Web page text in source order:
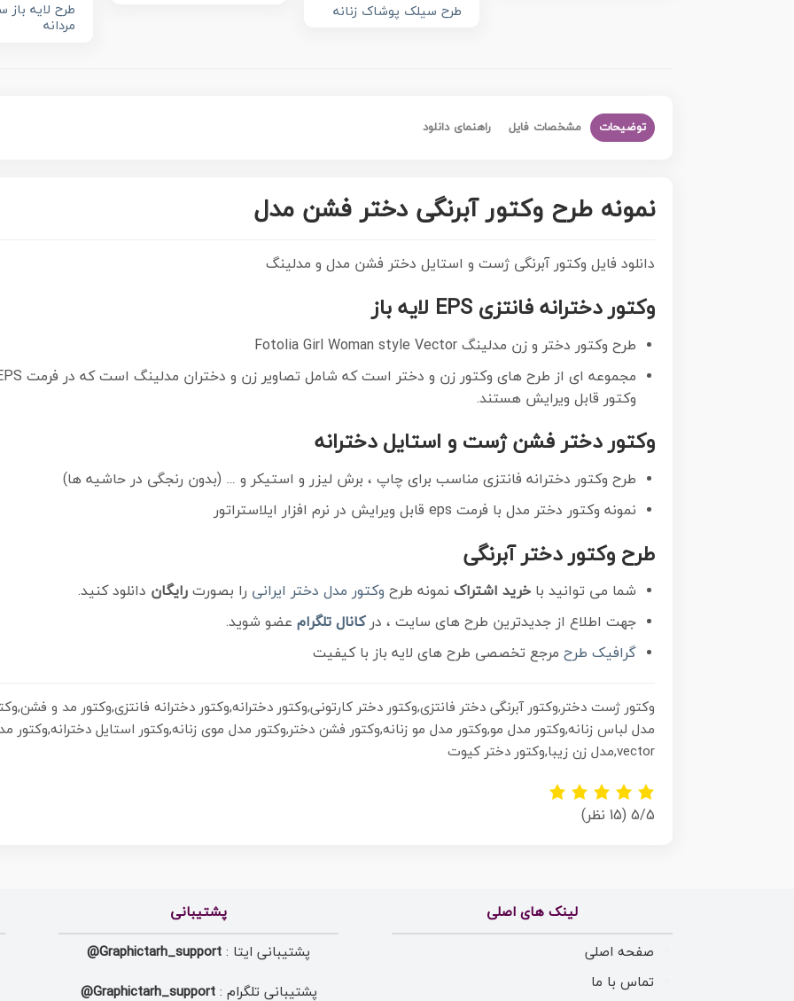
طرح سیلک پوشاک زنانه
طرح لایه باز
مردانه
توضیحات مشخصات فایل راهنمای دانلود
نمونه طرح وکتور آبرنگی دختر فشن مدل
دانلود فایل وکتور آبرنگی ژست و استایل دختر فشن مدل و مدلینگ
وکتور دخترانه فانتزی EPS لایه باز
طرح وکتور دختر و زن مدلینگ Fotolia Girl Woman style Vector
وکتور قابل ویرایش هستند.
وکتور دختر فشن ژست و استایل دخترانه
طرح وکتور دخترانه فانتزی مناسب برای چاپ ، برش لیزر و استیکر و … (بدون رنجگی در حاشیه ها)
نمونه وکتور دختر مدل با فرمت eps قابل ویرایش در نرم افزار ایلاستراتور
طرح وکتور دختر آبرنگی
شما می توانید با خرید اشتراکنمونه طرح وکتور مدل دختر ایرانی را بصورت رایگان دانلود کنید.
جهت اطلاع از جدیدترین طرح های سایت ، درکانال تلگرامعضو شوید.
گرافیک طرحمرجع تخصصی طرح های لایه باز با کیفیت
وکتور ژست دختر,وکتور آبرنگی دختر فانتزی,وکتور دختر کارتونی,وکتور دخترانه,وکتور دخترانه فانتزی,وکتور مد و
vector,مدل زن زیبا,وکتور دختر کیوت
5/5 (15 نظر)
لینک های اصلی
صفحه اصلی
تماس با ما
پشتیبانی
پشتیبانی ایتا : Graphictarh_support@
پشتیبانی تلگرام :Graphictarh_support@